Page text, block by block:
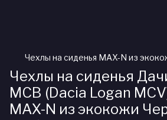
Чехлы на сиденья MAX-N из
Чехлы на сиденья
МСВ (Dacia Logan
MAX-N из экокожи